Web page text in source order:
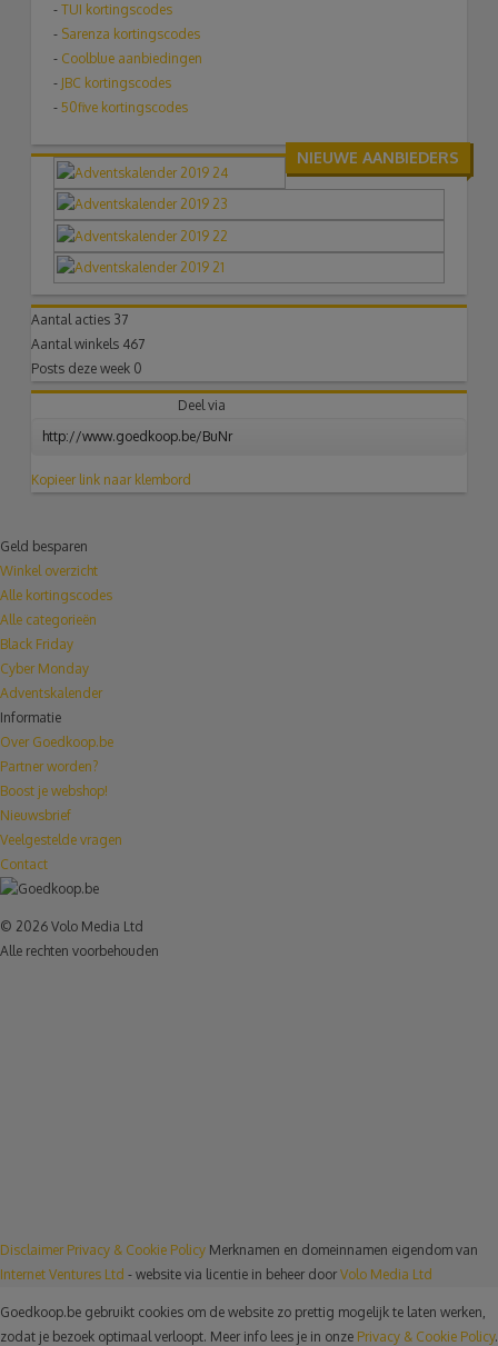
-TUI kortingscodes
- Sarenza kortingscodes
- Coolblue aanbiedingen
- JBC kortingscodes
-50five kortingscodes
NIEUWE AANBIEDERS
Aantal acties 37
Aantal winkels 467
Posts deze week 0
Deel via
Kopieer link naar klembord
Geld besparen
Winkel overzicht
Alle kortingscodes
Alle categorieën
Black Friday
Cyber Monday
Adventskalender
Informatie
Over Goedkoop.be
Partner worden?
Boost je webshop!
Nieuwsbrief
Veelgestelde vragen
Contact
© 2026 Volo Media Ltd
Alle rechten voorbehouden
Disclaimer Privacy & Cookie Policy Merknamen en domeinnamen eigendom van
Internet Ventures Ltd - website via licentie in beheer door Volo Media Ltd
Goedkoop.be gebruikt cookies om de website zo prettig mogelijk te laten werken,
zodat je bezoek optimaal verloopt. Meer info lees je in onze Privacy & Cookie Policy.